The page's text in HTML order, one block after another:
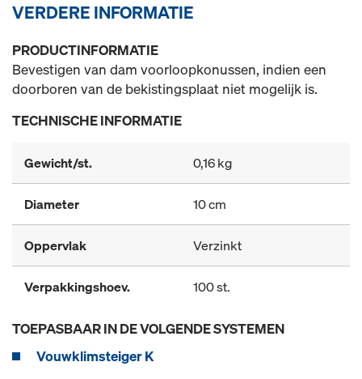
VERDERE INFORMATIE
PRODUCTINFORMATIE
Bevestigen van dam voorloopkonussen, indien een
doorboren van de bekistingsplaat niet mogelijk is.
TECHNISCHE INFORMATIE
Gewicht/st. 0,16 kg
Diameter 10 cm
Oppervlak Verzinkt
Verpakkingshoev. 100 st.
TOEPASBAAR IN DE VOLGENDE SYSTEMEN
Vouwklimsteiger K